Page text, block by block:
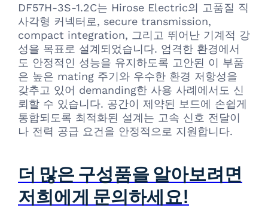
DF57H-3S-1.2C는 Hirose Electric의 고품질 직
사각형 커넥터로, secure transmission,
compact integration, 그리고 뛰어난 기계적 강
성을 목표로 설계되었습니다. 엄격한 환경에서
도 안정적인 성능을 유지하도록 고안된 이 부품
은 높은 mating 주기와 우수한 환경 저항성을
갖추고 있어 demanding한 사용 사례에서도 신
뢰할 수 있습니다. 공간이 제약된 보드에 손쉽게
통합되도록 최적화된 설계는 고속 신호 전달이
나 전력 공급 요건을 안정적으로 지원합니다.
더 많은 구성품을 알아보려면
저희에게 문의하세요!